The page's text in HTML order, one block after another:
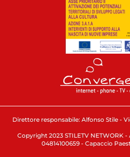
Direttore responsabile: Alfonso Stile -
Copyright 2023 STILETV NETWORK
04814100659 - Capaccio